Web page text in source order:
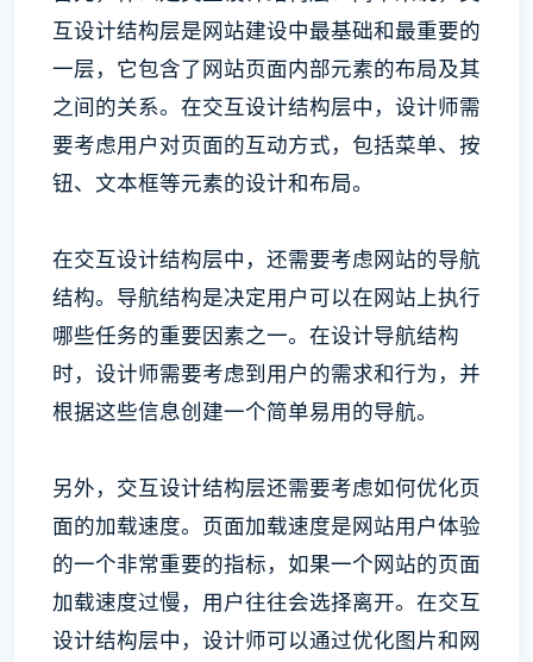
互设计结构层是网站建设中最基础和最重要的
一层，它包含了网站页面内部元素的布局及其
之间的关系。在交互设计结构层中，设计师需
要考虑用户对页面的互动方式，包括菜单、按
钮、文本框等元素的设计和布局。
在交互设计结构层中，还需要考虑网站的导航
结构。导航结构是决定用户可以在网站上执行
哪些任务的重要因素之一。在设计导航结构
时，设计师需要考虑到用户的需求和行为，并
根据这些信息创建一个简单易用的导航。
另外，交互设计结构层还需要考虑如何优化页
面的加载速度。页面加载速度是网站用户体验
的一个非常重要的指标，如果一个网站的页面
加载速度过慢，用户往往会选择离开。在交互
设计结构层中，设计师可以通过优化图片和网